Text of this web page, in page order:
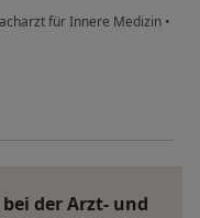
für Innere Medizin •
der Arzt- und